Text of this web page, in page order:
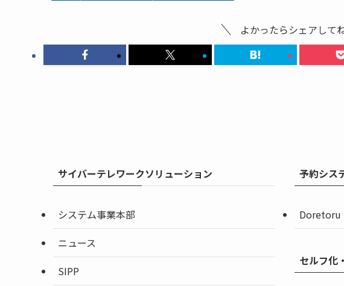
よかったらシェアして
サイバーテレワークソリューション
システム事業本部
ニュース
SIPP
予約シス
Doretoru
セルフ化